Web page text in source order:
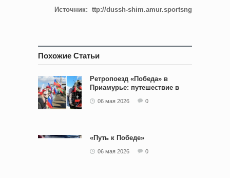
Источник: ttp://dussh-shim.amur.sportsng
Похожие Статьи
Ретропоезд «Победа» в
Приамурье: путешествие в
06 мая 2026 0
«Путь к Победе»
06 мая 2026 0